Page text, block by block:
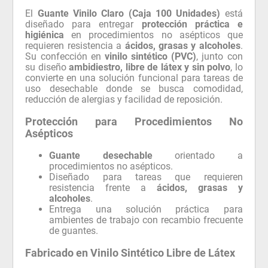
El Guante Vinilo Claro (Caja 100 Unidades) está
diseñado para entregar protección práctica e
higiénica en procedimientos no asépticos que
requieren resistencia a ácidos, grasas y alcoholes.
Su confección en vinilo sintético (PVC), junto con
su diseñoambidiestro, libre de látex y sin polvo, lo
convierte en una solución funcional para tareas de
uso desechable donde se busca comodidad,
reducción de alergias y facilidad de reposición.
Protección para Procedimientos No
Asépticos
Guante desechableorientado a
procedimientos no asépticos.
Diseñado para tareas que requieren
resistencia frente a ácidos, grasas y
alcoholes.
Entrega una solución práctica para
ambientes de trabajo con recambio frecuente
de guantes.
Fabricado en Vinilo Sintético Libre de Látex